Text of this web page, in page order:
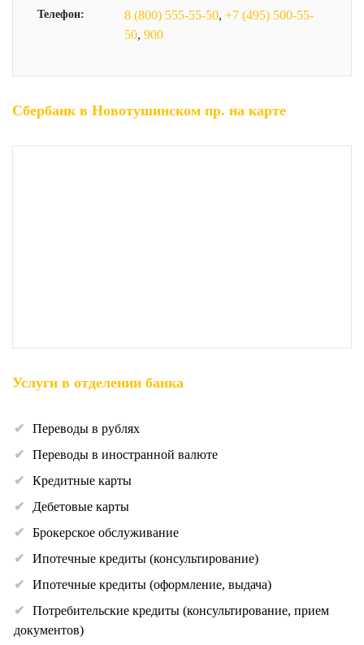
Телефон: 8 (800) 555-55-50, +7 (495) 500-55-
50, 900
Сбербанк в Новотушинском пр. на карте
Услуги в отделении банка
Переводы в рублях
Переводы в иностранной валюте
Кредитные карты
Дебетовые карты
Брокерское обслуживание
Ипотечные кредиты (консультирование)
Ипотечные кредиты (оформление, выдача)
Потребительские кредиты (консультирование, прием
документов)